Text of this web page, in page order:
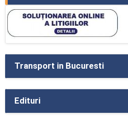
Transport in Bucuresti
Edituri